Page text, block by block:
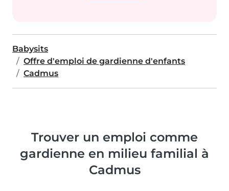
Babysits
Offre d'emploi de gardienne d'enfants
Cadmus
Trouver un emploi comme
gardienne en milieu familial à
Cadmus